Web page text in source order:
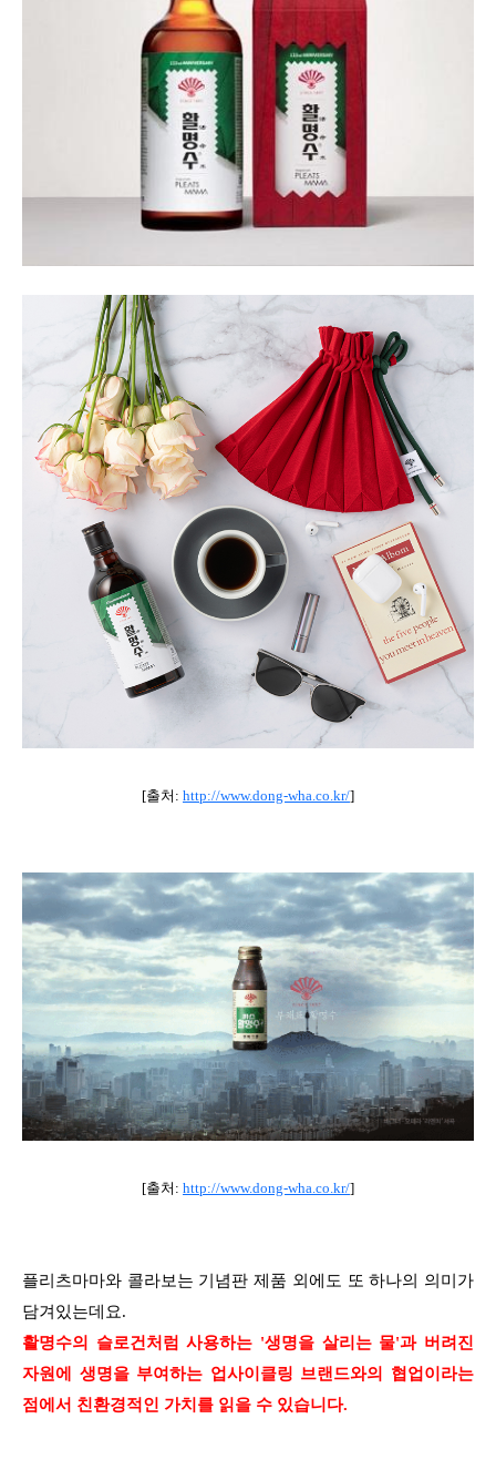
[출처: http://www.dong-wha.co.kr/]
[출처: http://www.dong-wha.co.kr/]
플리츠마마와 콜라보는 기념판 제품 외에도 또 하나의 의미가
담겨있는데요.
활명수의 슬로건처럼 사용하는 '생명을 살리는 물'과 버려진
자원에 생명을 부여하는 업사이클링 브랜드와의 협업이라는
점에서 친환경적인 가치를 읽을 수 있습니다.